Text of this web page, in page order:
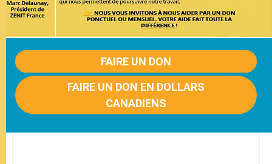
FAIRE UN DON
FAIRE UN DON EN DOLLARS
CANADIENS